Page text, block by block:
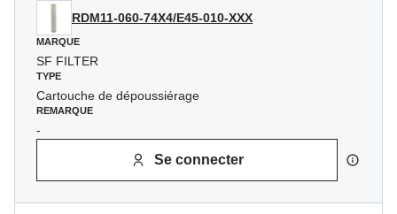
RDM11-060-74X4/E45-010-XXX
MARQUE
SF FILTER
TYPE
Cartouche de dépoussiérage
REMARQUE
-
Se connecter